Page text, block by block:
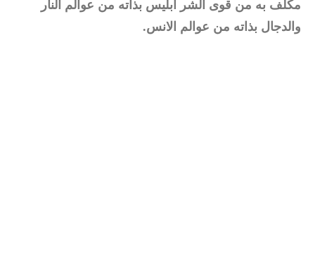
مكلف به من قوى الشر ابليس بذاته من عوالم النار
والدجال بذاته من عوالم الانس.